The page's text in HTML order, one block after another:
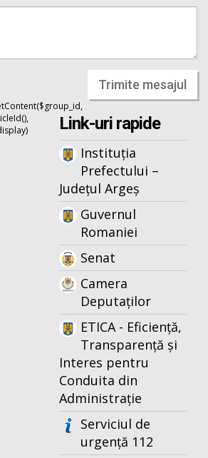
Trimite mesajul
Link-uri rapide
Instituția
Prefectului –
Județul Argeș
Guvernul
Romaniei
Senat
Camera
Deputaților
ETICA - Eficiență,
Transparență și
Interes pentru
Conduita din
Administrație
Serviciul de
urgență 112